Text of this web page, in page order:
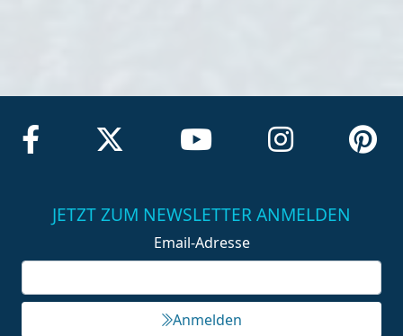
JETZT ZUM NEWSLETTER ANMELDEN
Email-Adresse
Anmelden